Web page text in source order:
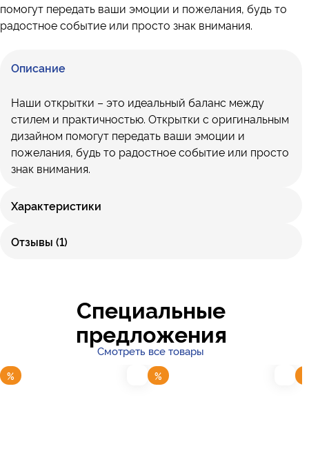
помогут передать ваши эмоции и пожелания, будь то
радостное событие или просто знак внимания.
Описание
Наши открытки – это идеальный баланс между
стилем и практичностью. Открытки с оригинальным
дизайном помогут передать ваши эмоции и
пожелания, будь то радостное событие или просто
знак внимания.
Характеристики
Отзывы (1)
Специальные
предложения
Смотреть все товары
% %